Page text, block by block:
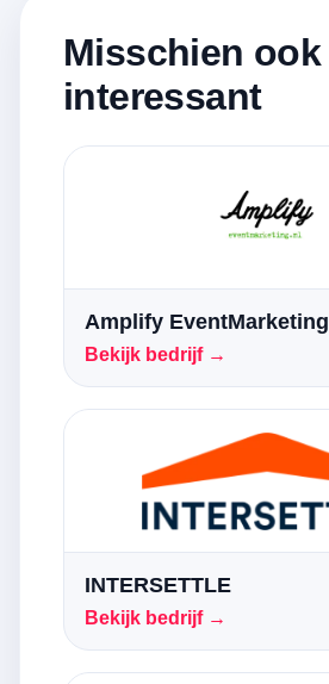
Misschien ook
interessant
Amplify EventMarketing
Bekijk bedrijf →
INTERSETTLE
Bekijk bedrijf →